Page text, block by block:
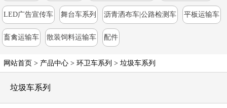
LED广告宣传车 舞台车系列 沥青洒布车|公路检测车 平板运输车
畜禽运输车 散装饲料运输车 配件
网站首页 > 产品中心 > 环卫车系列 > 垃圾车系列
垃圾车系列